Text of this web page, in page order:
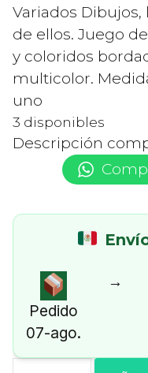
Variados
de ellos. Juego
y coloridos
multicolor.
uno
3 disponibles
Descripción
Pedido
07-ago.
→